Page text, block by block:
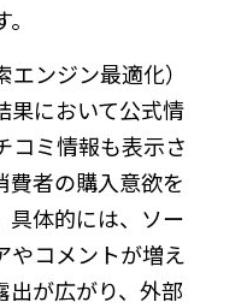
エンジン最適化）
果において公式情
コミ情報も表示さ
費者の購入意欲を
具体的には、ソー
やコメントが増え
出が広がり、外部